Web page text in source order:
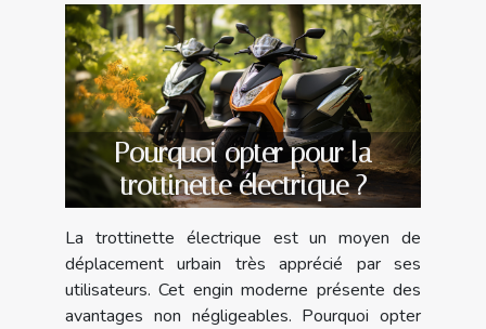
Pourquoi opter pour la
trottinette électrique ?
La trottinette électrique est un moyen de
déplacement urbain très apprécié par ses
utilisateurs. Cet engin moderne présente des
avantages non négligeables. Pourquoi opter